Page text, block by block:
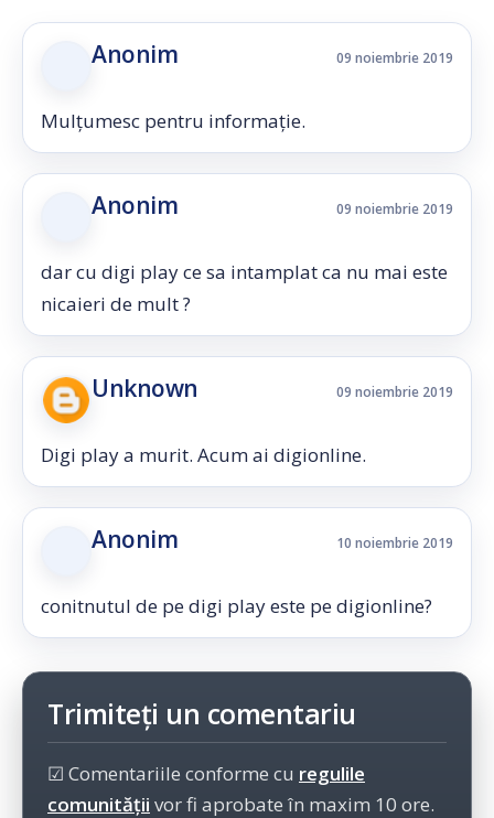
Anonim 09 noiembrie 2019
Mulțumesc pentru informație.
Anonim 09 noiembrie 2019
dar cu digi play ce sa intamplat ca nu mai este
nicaieri de mult ?
Unknown 09 noiembrie 2019
Digi play a murit. Acum ai digionline.
Anonim 10 noiembrie 2019
conitnutul de pe digi play este pe digionline?
Trimiteți un comentariu
☑ Comentariile conforme cu regulile
comunității vor fi aprobate în maxim 10 ore.